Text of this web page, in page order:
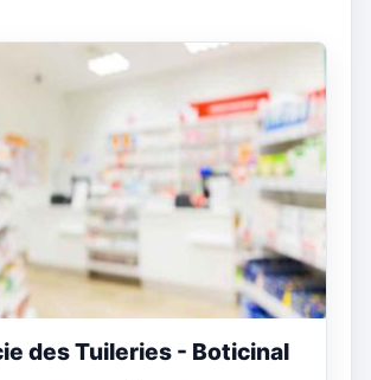
des Tuileries - Boticinal